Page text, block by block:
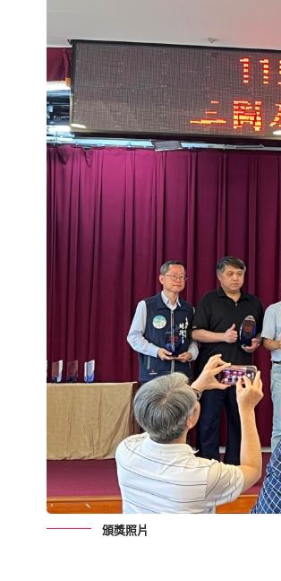
頒獎照片